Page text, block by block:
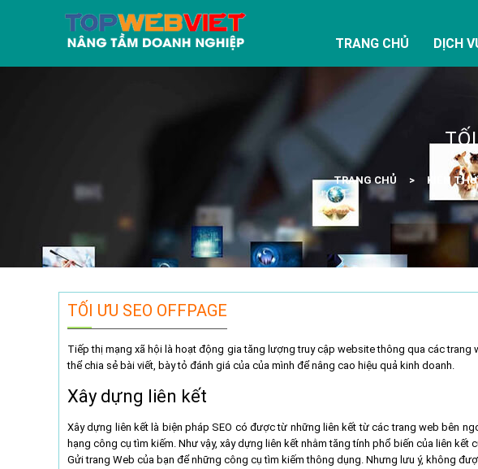
TRANG CHỦ DỊCH
TRANG CHỦ KIẾN
TỐI ƯU SEO OFFPAGE
Tiếp thị mạng xã hội là hoạt động gia tăng lượng truy cập website thông qua các
thể chia sẻ bài viết, bày tỏ đánh giá của của mình để nâng cao hiệu quả kinh doanh.
Xây dựng liên kết
Xây dựng liên kết là biện pháp SEO có được từ những liên kết từ các trang web bên
hạng công cụ tìm kiếm. Như vậy, xây dựng liên kết nhằm tăng tính phổ biến của liên kết
Gửi trang Web của bạn để những công cụ tìm kiếm thông dụng. Nhưng lưu ý, không